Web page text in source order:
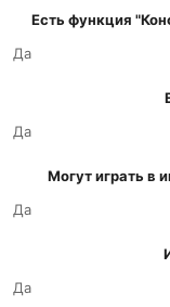
Есть функция
Да
Да
Могут играть в
Да
Да